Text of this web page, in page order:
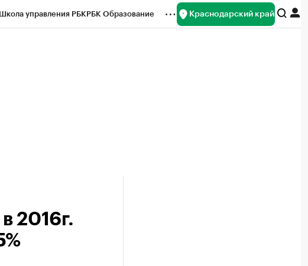
Школа управления РБКРБК Образование Краснодарский край
2016г.